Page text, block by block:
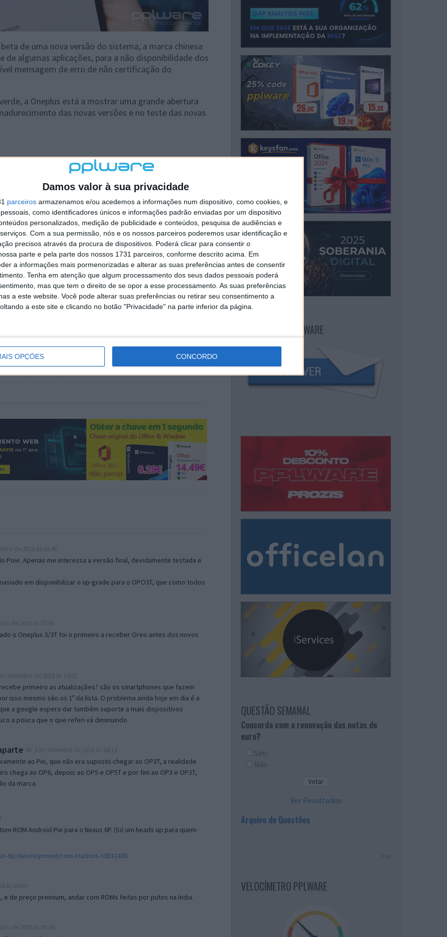
Damos valor à sua privacidade
parceiros armazenamos e/ou acedemos a informações num dispositivo, como cookies, e
como identificadores únicos e informações padrão enviadas por um dispositivo
personalizados, medição de publicidade e conteúdos, pesquisa de audiências e
Com a sua permissão, nós e os nossos parceiros poderemos usar identificação e
precisos através da procura de dispositivos. Poderá clicar para consentir o
parte e pela parte dos nossos 1731 parceiros, conforme descrito acima. Em
a informações mais pormenorizadas e alterar as suas preferências antes de consentir
Tenha em atenção que algum processamento dos seus dados pessoais poderá
mas que tem o direito de se opor a esse processamento. As suas preferências
a este website. Você pode alterar suas preferências ou retirar seu consentimento a
a este site e clicando no botão "Privacidade" na parte inferior da página.
OPÇÕES CONCORDO
de uma nova versão do sistema, a marca chinesa
algumas aplicações, para a não disponibilidade dos
mensagem de erro de não certificação do
a Oneplus está a mostrar uma grande abertura
das novas versões e no teste das novas
no Google Notícias
Daniel Jesus
PRÓXIMO ARTIGO
Antutu – Conheça os 10 melhores smartphones
Poie. Apenas me interessa a versão final, devidamente testada e
em disponibilizar o up-grade para o OPO3T, que como todos
o Oneplus 3/3T foi o primeiro a receber Oreo antes dos novos
primeiro as atualizações? são os smartphones que fazem
isso mesmo são os 1º da lista. O problema ainda hoje em dia é a
a google espera dar também suporte a mais dispositivos
a pouca que o que referi vá diminuindo
ao Pie, que não era suposto chegar ao OP3T, a realidade
chega ao OP6, depois ao OP5 e OP5T e por fim ao OP3 e OP3T,
da marca.
ROM Android Pie para o Nexus 6P. (Só um heads up para quem
6p/development/rom-statixos-t3832438
de preço premium, andar com ROMs feitas por putos na India.
NEWSLETTER PPLWARE
QUESTÃO SEMANAL
Concorda com a renovação das notas de
euro?
Sim
Não
Ver Resultados
Arquivo de Questões
PUB
VELOCÍMETRO PPLWARE